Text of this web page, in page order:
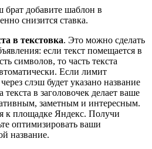
брат добавите шаблон в
снизится ставка.
в текстовка. Это можно сделать
если текст помещается в
символов, то часть текста
Если лимит
слэш будет указано название
в заголовочек делает ваше
заметным и интересным.
к площадке Яндекс. Получи
оптимизировать ваши
название.